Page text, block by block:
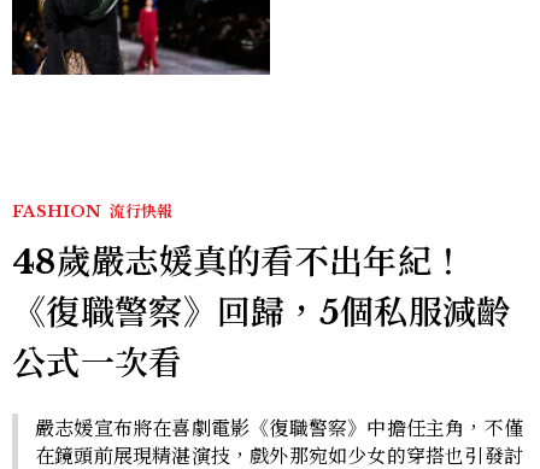
FASHION 流行快報
48歲嚴志媛真的看不出年紀！
《復職警察》回歸，5個私服減齡
公式一次看
嚴志媛宣布將在喜劇電影《復職警察》中擔任主角，不僅
在鏡頭前展現精湛演技，戲外那宛如少女的穿搭也引發討